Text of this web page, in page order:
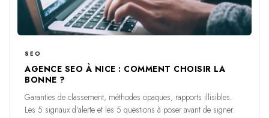
SEO
AGENCE SEO À NICE : COMMENT CHOISIR LA
BONNE ?
Garanties de classement, méthodes opaques, rapports illisibles.
Les 5 signaux d'alerte et les 5 questions à poser avant de signer.